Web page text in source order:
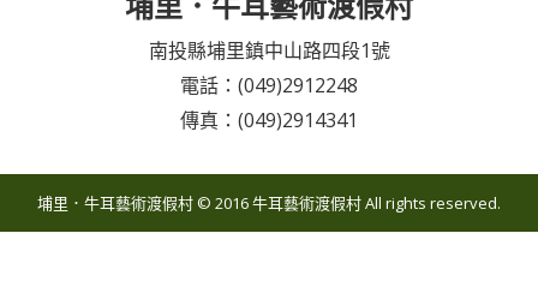
南投縣埔里鎮中山路四段1號
電話：(049)2912248
傳真：(049)2914341
埔里．牛耳藝術渡假村 © 2016 牛耳藝術渡假村 All rights reserved.